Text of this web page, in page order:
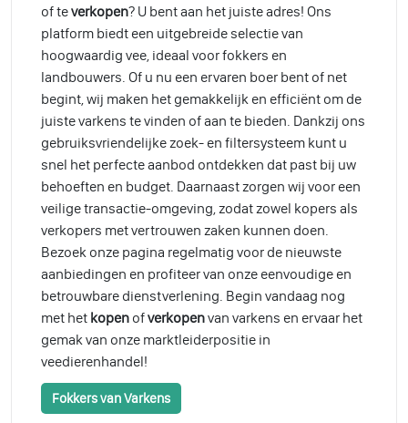
of teverkopen? U bent aan het juiste adres! Ons
platform biedt een uitgebreide selectie van
hoogwaardig vee, ideaal voor fokkers en
landbouwers. Of u nu een ervaren boer bent of net
begint, wij maken het gemakkelijk en efficiënt om de
juiste varkens te vinden of aan te bieden. Dankzij ons
gebruiksvriendelijke zoek- en filtersysteem kunt u
snel het perfecte aanbod ontdekken dat past bij uw
behoeften en budget. Daarnaast zorgen wij voor een
veilige transactie-omgeving, zodat zowel kopers als
verkopers met vertrouwen zaken kunnen doen.
Bezoek onze pagina regelmatig voor de nieuwste
aanbiedingen en profiteer van onze eenvoudige en
betrouwbare dienstverlening. Begin vandaag nog
met het kopen ofverkopenvan varkens en ervaar het
gemak van onze marktleiderpositie in
veedierenhandel!
Fokkers van Varkens